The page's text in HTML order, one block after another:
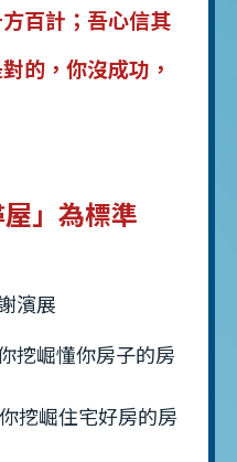
百計；吾心信其
的，你沒成功，
」為標準
濱展
挖崛懂你房子的房
挖崛住宅好房的房